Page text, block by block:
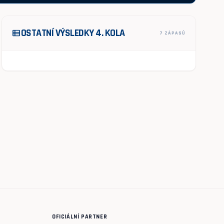
view_listOSTATNÍ VÝSLEDKY 4. KOLA 7 ZÁPASŮ
OFICIÁLNÍ PARTNER